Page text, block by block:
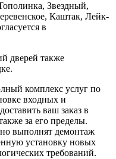
Звездный,
Каштак, Лейк-
в
дверей также
комплекс услуг по
входных и
ваш заказ в
за его пределы.
выполнят демонтаж
установку новых
требований.